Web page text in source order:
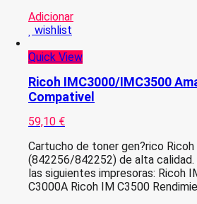
Adicionar
wishlist
Quick View
Ricoh IMC3000/IMC3500
Compativel
59,10 €
Cartucho de toner gen?rico
(842256/842252) de alta calidad.
las siguientes impresoras: Ricoh
C3000A Ricoh IM C3500